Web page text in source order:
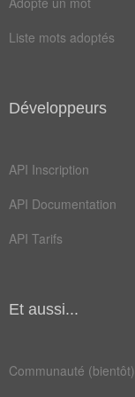
Liste mots adoptés
Développeurs
API Inscription
API Documentation
API Tarifs
Et aussi...
Communauté (bientôt)